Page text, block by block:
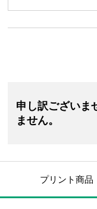
申し訳ございま
ません。
プリント商品